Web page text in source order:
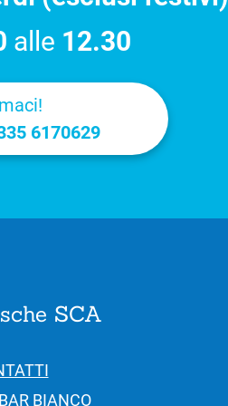
alle 12.30
6170629
SCA
BIANCO